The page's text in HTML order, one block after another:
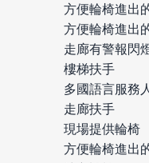
方便輪椅進出
方便輪椅進出
走廊有警報閃
樓梯扶手
多國語言服務
走廊扶手
現場提供輪椅
方便輪椅進出